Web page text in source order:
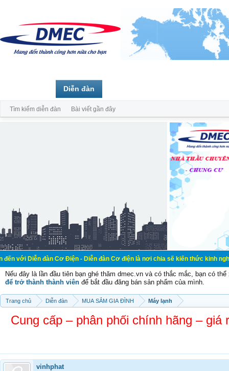
Cơ Điện - Diễn đàn Cơ điện là nơi chia sẽ kiến thức kinh nghiệm trong
Nếu đây là lần đầu tiên bạn ghé thăm dmec.vn và có thắc mắc, bạn có
để trở thành thành viên để bắt đầu đăng bán sản phẩm của mình.
Trang chủ Diễn đàn MUA SẮM GIA ĐÌNH Máy lạnh
Cung cấp – phân phối chính hãng –
vinhphat
Diễn đàn
Tìm kiếm diễn đàn Bài viết gần đây